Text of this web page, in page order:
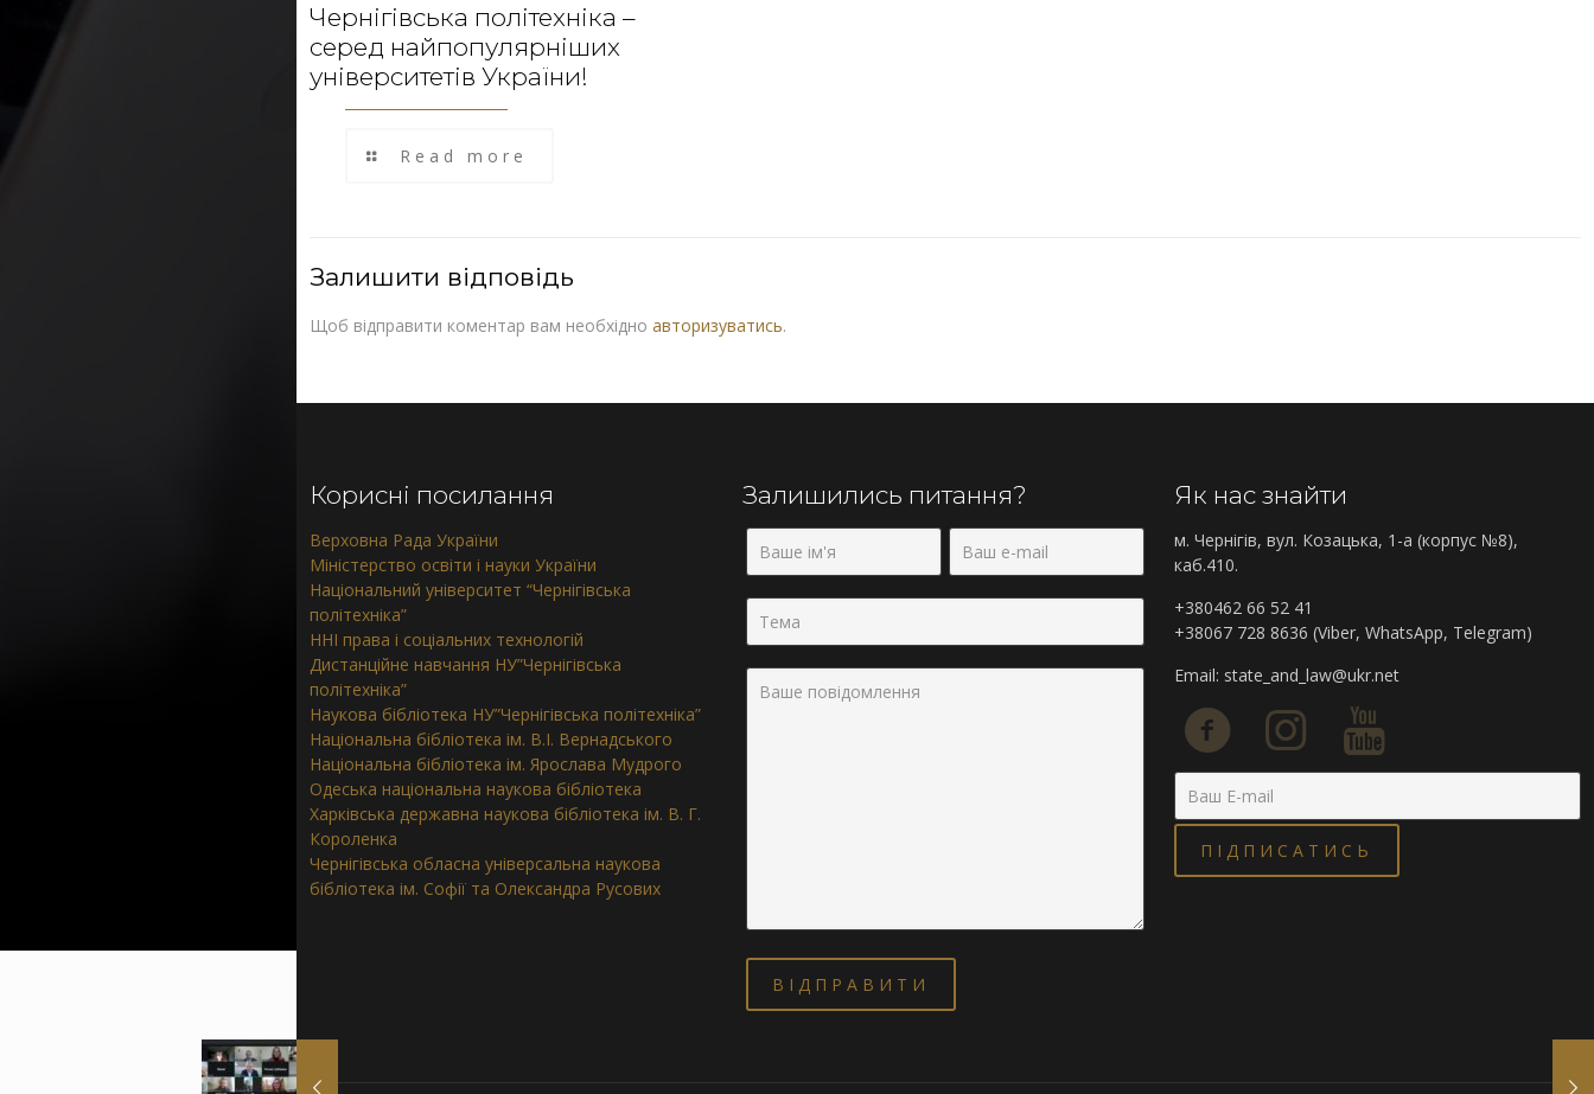
Чернігівська політехніка –
серед найпопулярніших
університетів України!
Read more
Залишити відповідь
Щоб відправити коментар вам необхідно авторизуватись.
Корисні посилання
Верховна Рада України
Міністерство освіти і науки України
Національний університет “Чернігівська
політехніка”
ННІ права і соціальних технологій
Дистанційне навчання НУ”Чернігівська
політехніка”
Наукова бібліотека НУ”Чернігівська політехніка”
Національна бібліотека ім. В.І. Вернадського
Національна бібліотека ім. Ярослава Мудрого
Одеська національна наукова бібліотека
Харківська державна наукова бібліотека ім. В. Г.
Короленка
Чернігівська обласна універсальна наукова
бібліотека ім. Софії та Олександра Русових
Залишились питання? Як нас знайти
м. Чернігів, вул. Козацька, 1-а (корпус №8),
каб.410.
+380462 66 52 41
+38067 728 8636 (Viber, WhatsApp, Telegram)
Email: state_and_law@ukr.net